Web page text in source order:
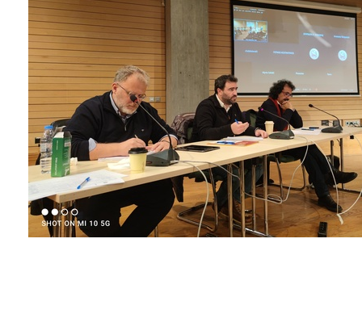
2010
2006
ΤΟΠΟΣ
ΠΟΛΙΤΙΣΜΟΣ
ΑΝΘΕΚΤΙΚΗ
ΠΟΛΗ